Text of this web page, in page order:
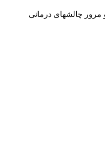
چالشهای درمانی